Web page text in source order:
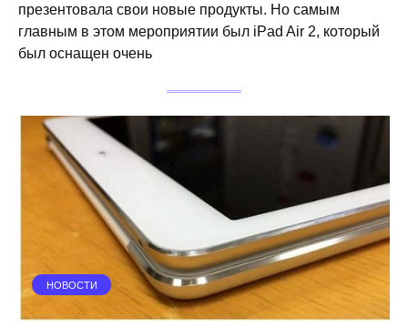
презентовала свои новые продукты. Но самым
главным в этом мероприятии был iPad Air 2, который
был оснащен очень
НОВОСТИ